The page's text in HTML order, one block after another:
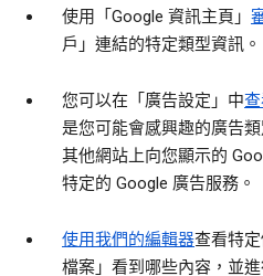
使用「Google 資訊主頁」
戶」連結的特定類型資訊。
您可以在「廣告設定」中
是您可能會感興趣的廣告
其他網站上向您顯示的
特定的 Google 廣告服務。
使用我們的編輯器查看特
檔案」看到哪些內容，並進